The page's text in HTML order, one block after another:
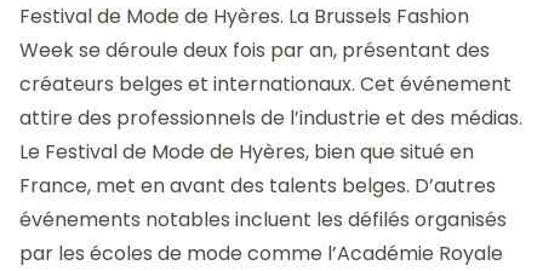
Festival de Mode de Hyères. La Brussels Fashion
Week se déroule deux fois par an, présentant des
créateurs belges et internationaux. Cet événement
attire des professionnels de l’industrie et des médias.
Le Festival de Mode de Hyères, bien que situé en
France, met en avant des talents belges. D’autres
événements notables incluent les défilés organisés
par les écoles de mode comme l’Académie Royale